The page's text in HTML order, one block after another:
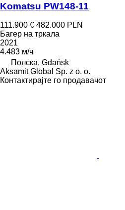
Komatsu PW148-11
111.900 € 482.000 PLN
Багер на тркала
2021
4.483 м/ч
Полска, Gdańsk
Aksamit Global Sp. z o. o.
Контактирајте го продавачот